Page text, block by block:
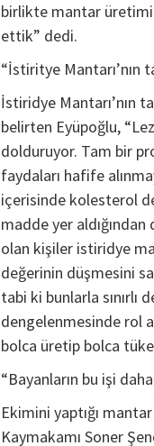
birlikte mantar
ettik” dedi.
“İstiritye Mantarı’nın
İstiridye Mantarı’nın
belirten Eyüpoğlu,
dolduruyor. Tam bir
faydaları hafife
içerisinde kolesterol
madde yer
olan kişiler istiridye
değerinin düşmesini
tabi ki bunlarla sınırlı
dengelenmesinde rol
bolca üretip bolca
“Bayanların bu işi
Ekimini yaptığı
Kaymakamı Soner